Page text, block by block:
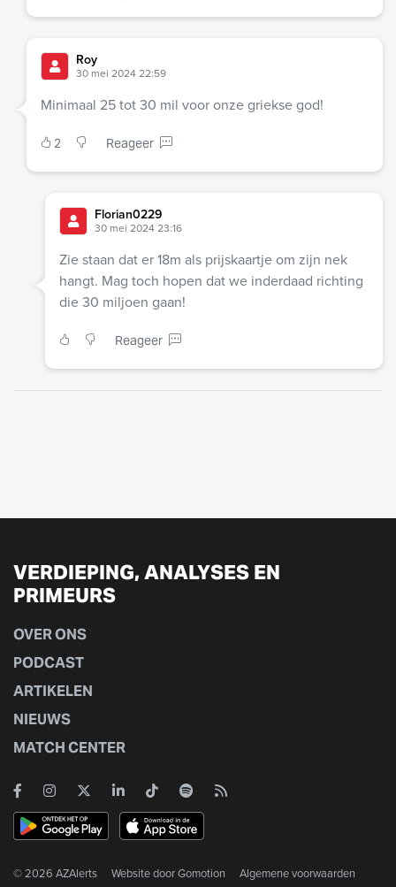
Roy
30 mei 2024 22:59
Minimaal 25 tot 30 mil voor onze griekse god!
2 Reageer
Florian0229
30 mei 2024 23:16
Zie staan dat er 18m als prijskaartje om zijn nek
hangt. Mag toch hopen dat we inderdaad richting
die 30 miljoen gaan!
Reageer
VERDIEPING, ANALYSES EN
PRIMEURS
OVER ONS
PODCAST
ARTIKELEN
NIEUWS
MATCH CENTER
© 2026 AZAlerts Website doorGomotion Algemene voorwaarden